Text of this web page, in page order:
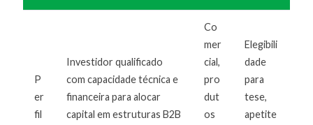
P
er
fil
Investidor qualificado
com capacidade técnica e
financeira para alocar
capital em estruturas B2B
Co
mer
cial,
pro
dut
os
Elegibili
dade
para
tese,
apetite